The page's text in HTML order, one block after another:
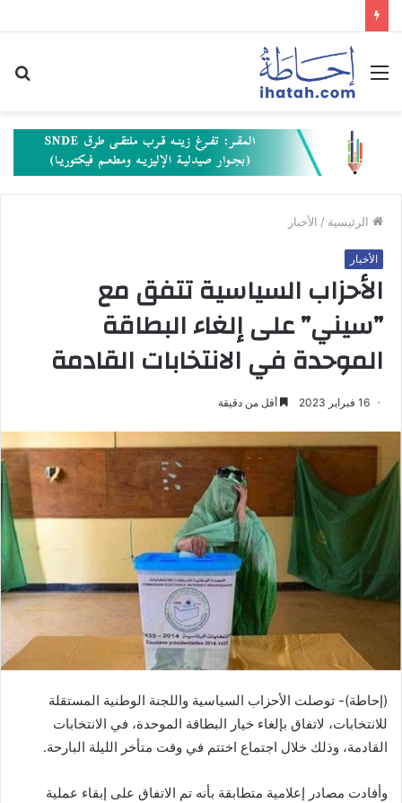
القائمة
الرئيسية / الأخبار
الأخبار
الأحزاب السياسية تتفق مع
”سيني” على إلغاء البطاقة
الموحدة في الانتخابات القادمة
16 فبراير 2023 أقل من دقيقة
(إحاطة)- توصلت الأحزاب السياسية واللجنة الوطنية المستقلة
للانتخابات، لاتفاق بإلغاء خيار البطاقة الموحدة، في الانتخابات
القادمة، وذلك خلال اجتماع اختتم في وقت متأخر الليلة البارحة.
وأفادت مصادر إعلامية متطابقة بأنه تم الاتفاق على إبقاء عملية